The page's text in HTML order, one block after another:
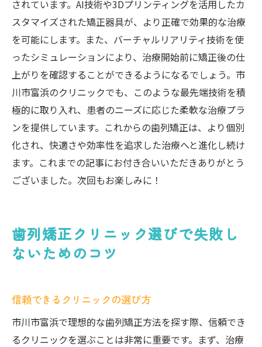
されています。AI技術や3Dプリンティングを活用したカ
スタマイズされた矯正器具が、より正確で効果的な治療
を可能にします。また、バーチャルリアリティ技術を使
ったシミュレーションにより、治療開始前に矯正後の仕
上がりを確認することができるようになるでしょう。市
川市富浜のクリニックでも、このような最先端技術を積
極的に取り入れ、患者のニーズに応じた柔軟な治療プラ
ンを提供しています。これからの歯列矯正は、より個別
化され、快適さや効率性を追求した治療へと進化し続け
ます。これまでの記事にお付き合いいただきありがとう
ございました。次回もお楽しみに！
歯列矯正クリニック選びで失敗し
ないためのコツ
信頼できるクリニックの選び方
市川市富浜で理想的な歯列矯正方法を探す際、信頼でき
るクリニックを選ぶことは非常に重要です。まず、治療